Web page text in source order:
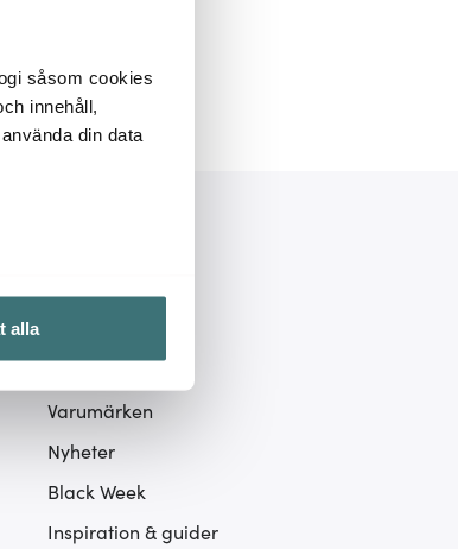
såsom cookies
innehåll,
din data
Det gör också
vill dela med dig
alla
Rum
Varumärken
Nyheter
Black Week
Inspiration & guider